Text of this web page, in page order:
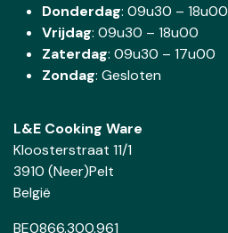
Donderdag: 09u30 – 18u00
Vrijdag: 09u30 – 18u00
Zaterdag: 09u30 – 17u00
Zondag: Gesloten
L&E Cooking Ware
Kloosterstraat 11/1
3910 (Neer)Pelt
België
BE0866.300.961